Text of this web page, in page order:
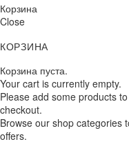
Корзина
Close
КОРЗИНА
Корзина пуста.
Your cart is currently empty.
Please add some products
checkout.
Browse our shop categories
offers.